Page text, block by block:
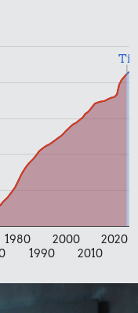
0,71 kr.
1980
1990
2000
2010
2020
Til